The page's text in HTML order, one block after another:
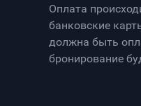
Оплата
банковские
должна быть
бронирование